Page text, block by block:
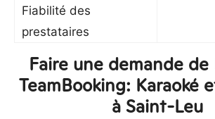
Fiabilité des
prestataires
Faire une demande de
TeamBooking: Karaoké
à Saint-Leu